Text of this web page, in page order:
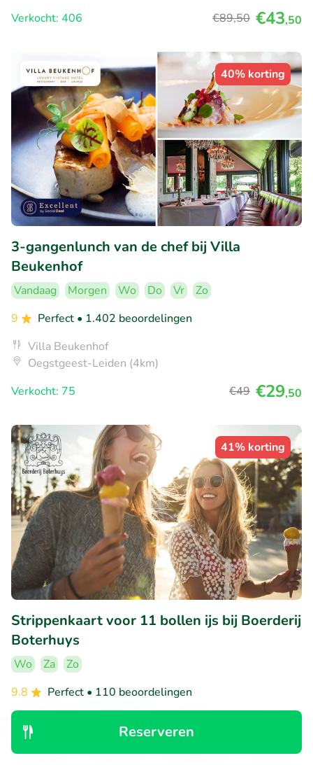
Reserveren
Verkocht: 406
€89,50 €43,50
40% korting
3-gangenlunch van de chef bij Villa
Beukenhof
Vandaag Morgen Wo Do Vr
Zo
9
Perfect • 1.402 beoordelingen
Villa Beukenhof
Oegstgeest-Leiden (4km)
Verkocht: 75
€49 €29,50
41% korting
Strippenkaart voor 11 bollen ijs bij Boerderij
Boterhuys
Wo Za
Zo
9.8
Perfect • 110 beoordelingen
Warmond (4km)